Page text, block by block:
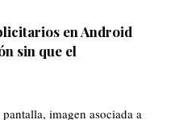
en Android
sin que el